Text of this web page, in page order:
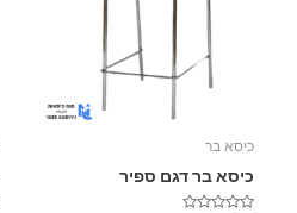
כיסא בר
כיסא בר דגם ספיר